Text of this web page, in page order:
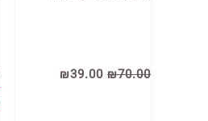
₪70.00
המחיר
המקורי
₪39.00